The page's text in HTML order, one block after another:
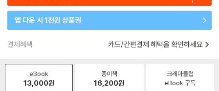
앱 다운 시 1천원 상품권
결제혜택 카드/간편결제 혜택을 확인하세요
eBook
13,000원
종이책
16,200원
크레마클럽
eBook 구독